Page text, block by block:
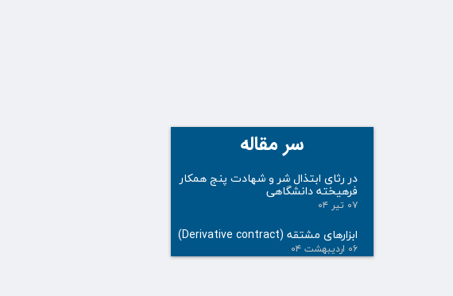
سر مقاله
در رثای ابتذال شر و شهادت پنج همکار
فرهیخته دانشگاهی
۰۷ تیر ۰۴
ابزارهای مشتقه (Derivative contract)
۰۶ اردیبهشت ۰۴